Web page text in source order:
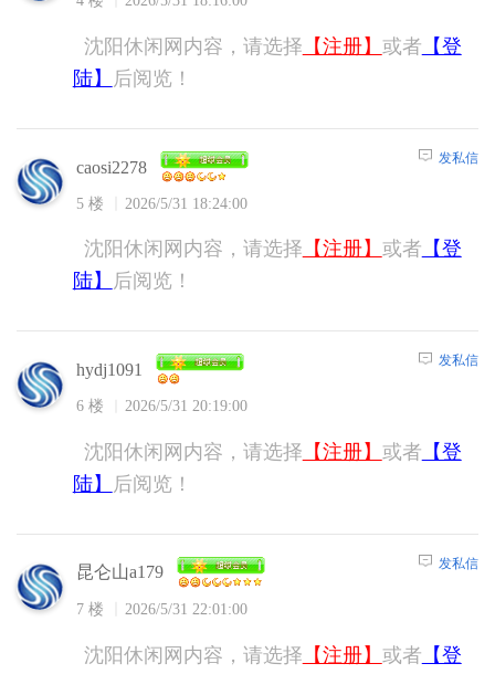
沈阳休闲网内容，请选择 【注册】 或者 【登
陆】
后阅览！
caosi2278
5 楼 2026/5/31 18:24:00
发私信
沈阳休闲网内容，请选择 【注册】 或者 【登
陆】
后阅览！
hydj1091
6 楼 2026/5/31 20:19:00
发私信
沈阳休闲网内容，请选择 【注册】 或者 【登
陆】
后阅览！
昆仑山a179
7 楼 2026/5/31 22:01:00
发私信
沈阳休闲网内容，请选择 【注册】 或者 【登